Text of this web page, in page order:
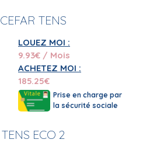
CEFAR TENS
LOUEZ MOI :
9.93€ / Mois
ACHETEZ MOI :
185.25€
Prise en charge par
la sécurité sociale
TENS ECO 2